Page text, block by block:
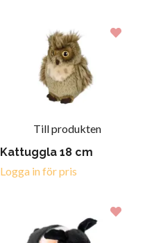
Till produkten
Kattuggla 18 cm
Logga in för pris